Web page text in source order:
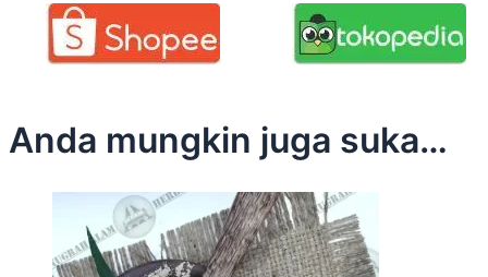
Anda mungkin juga suka…